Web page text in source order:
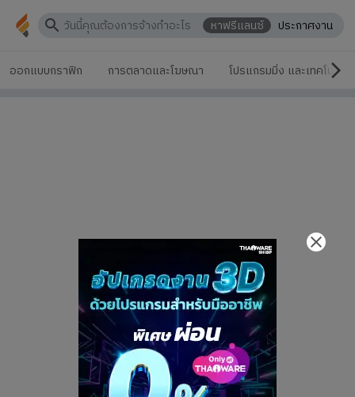
หาฟรีแลนซ์ ประกาศงาน
ออกแบบกราฟิก การตลาดและโฆษณา โปรแกรมมิ่ง และเทคโนโลยี